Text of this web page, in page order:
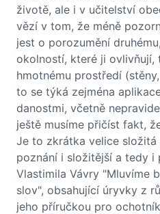
životě, ale i v učitelství
vězí v tom, že méně
jest o porozumění
okolností, které ji ovlivňují,
hmotnému prostředí
to se týká zejména
danostmi, včetně
ještě musíme přičíst fakt,
Je to zkrátka velice složitá
poznání i složitější a tedy i
Vlastimila Vávry "Mluvíme
slov", obsahující úryvky z
jeho příručkou pro